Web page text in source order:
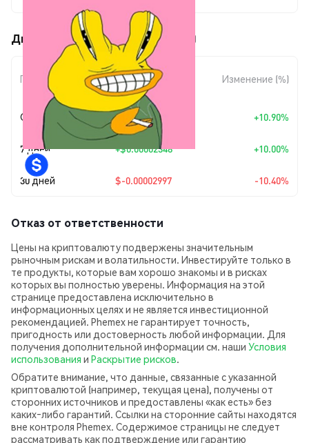
Движения цены Snibbu (SNIBBU)
Период
Изменение
суммы
Изменение (%)
Сегодня +$0.00002538 +10.90%
7 дней +$0.00002348 +10.00%
30 дней $-0.00002997 -10.40%
Отказ от ответственности
Цены на криптовалюту подвержены значительным
рыночным рискам и волатильности. Инвестируйте только в
те продукты, которые вам хорошо знакомы и в рисках
которых вы полностью уверены. Информация на этой
странице предоставлена исключительно в
информационных целях и не является инвестиционной
рекомендацией. Phemex не гарантирует точность,
пригодность или достоверность любой информации. Для
получения дополнительной информации см. наши Условия
использования и Раскрытие рисков.
Обратите внимание, что данные, связанные с указанной
криптовалютой (например, текущая цена), получены от
сторонних источников и предоставлены «как есть» без
каких‑либо гарантий. Ссылки на сторонние сайты находятся
вне контроля Phemex. Содержимое страницы не следует
рассматривать как подтверждение или гарантию